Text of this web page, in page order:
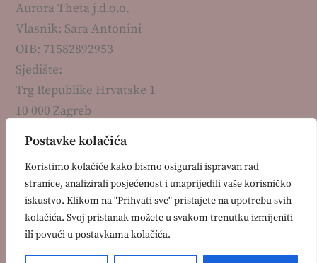
Postavke kolačića
Koristimo kolačiće kako bismo osigurali ispravan rad
stranice, analizirali posjećenost i unaprijedili vaše korisničko
iskustvo. Klikom na "Prihvati sve" pristajete na upotrebu svih
kolačića. Svoj pristanak možete u svakom trenutku izmijeniti
ili povući u postavkama kolačića.
Aurora Theta j.d.o.o.
Vlasnik: Sara Antonini
OIB: 71582892953
Sjedište:
Trg Republike Hrvatske 1
10 000 Zagreb
Kontakt:
info@auroratheta.hr
© Aurora Theta j.d.o.o. Sva prava pridržana.